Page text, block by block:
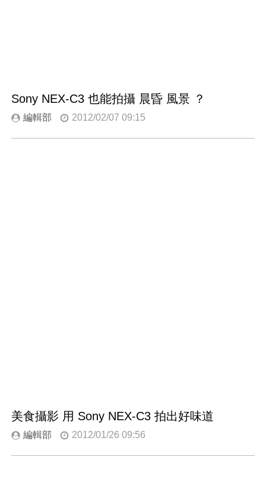
Sony NEX-C3 也能拍攝 晨昏 風景 ？
編輯部 2012/02/07 09:15
美食攝影 用 Sony NEX-C3 拍出好味道
編輯部 2012/01/26 09:56